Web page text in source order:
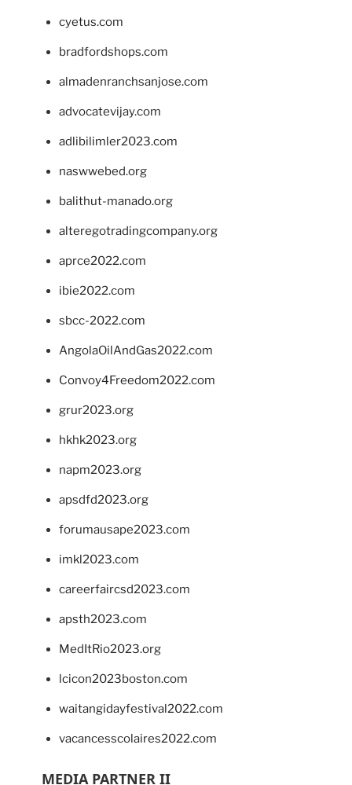
cyetus.com
bradfordshops.com
almadenranchsanjose.com
advocatevijay.com
adlibilimler2023.com
naswwebed.org
balithut-manado.org
alteregotradingcompany.org
aprce2022.com
ibie2022.com
sbcc-2022.com
AngolaOilAndGas2022.com
Convoy4Freedom2022.com
grur2023.org
hkhk2023.org
napm2023.org
apsdfd2023.org
forumausape2023.com
imkl2023.com
careerfaircsd2023.com
apsth2023.com
MedItRio2023.org
lcicon2023boston.com
waitangidayfestival2022.com
vacancesscolaires2022.com
MEDIA PARTNER II